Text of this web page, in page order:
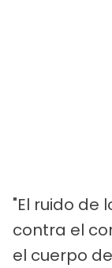
"El ruido de
contra el
el cuerpo